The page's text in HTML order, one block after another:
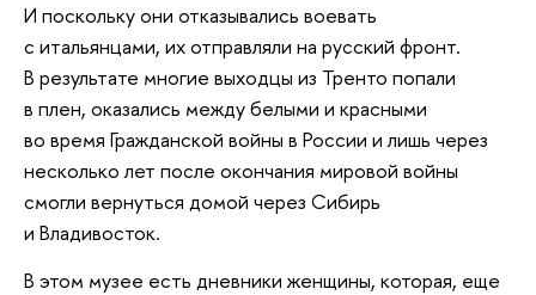
И поскольку они отказывались воевать
с итальянцами, их отправляли на русский фронт.
В результате многие выходцы из Тренто попали
в плен, оказались между белыми и красными
во время Гражданской войны в России и лишь через
несколько лет после окончания мировой войны
смогли вернуться домой через Сибирь
и Владивосток.
В этом музее есть дневники женщины, которая, еще